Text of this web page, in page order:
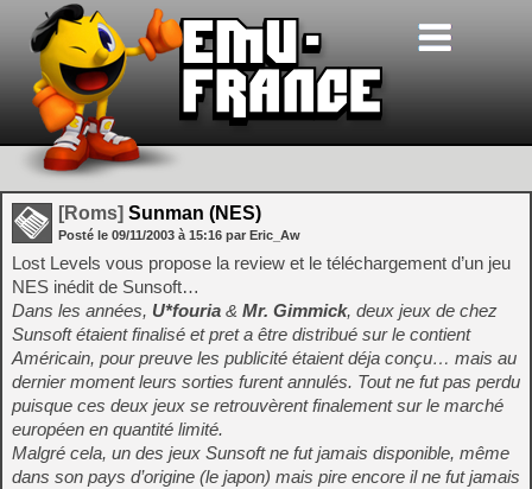
[Roms] Sunman (NES)
Posté le 09/11/2003 à 15:16 par Eric_Aw
Lost Levels vous propose la review et le téléchargement d’un jeu
NES inédit de Sunsoft…
Dans les années, U*fouria & Mr. Gimmick, deux jeux de chez
Sunsoft étaient finalisé et pret a être distribué sur le contient
Américain, pour preuve les publicité étaient déja conçu… mais au
dernier moment leurs sorties furent annulés. Tout ne fut pas perdu
puisque ces deux jeux se retrouvèrent finalement sur le marché
européen en quantité limité.
Malgré cela, un des jeux Sunsoft ne fut jamais disponible, même
dans son pays d’origine (le japon) mais pire encore il ne fut jamais